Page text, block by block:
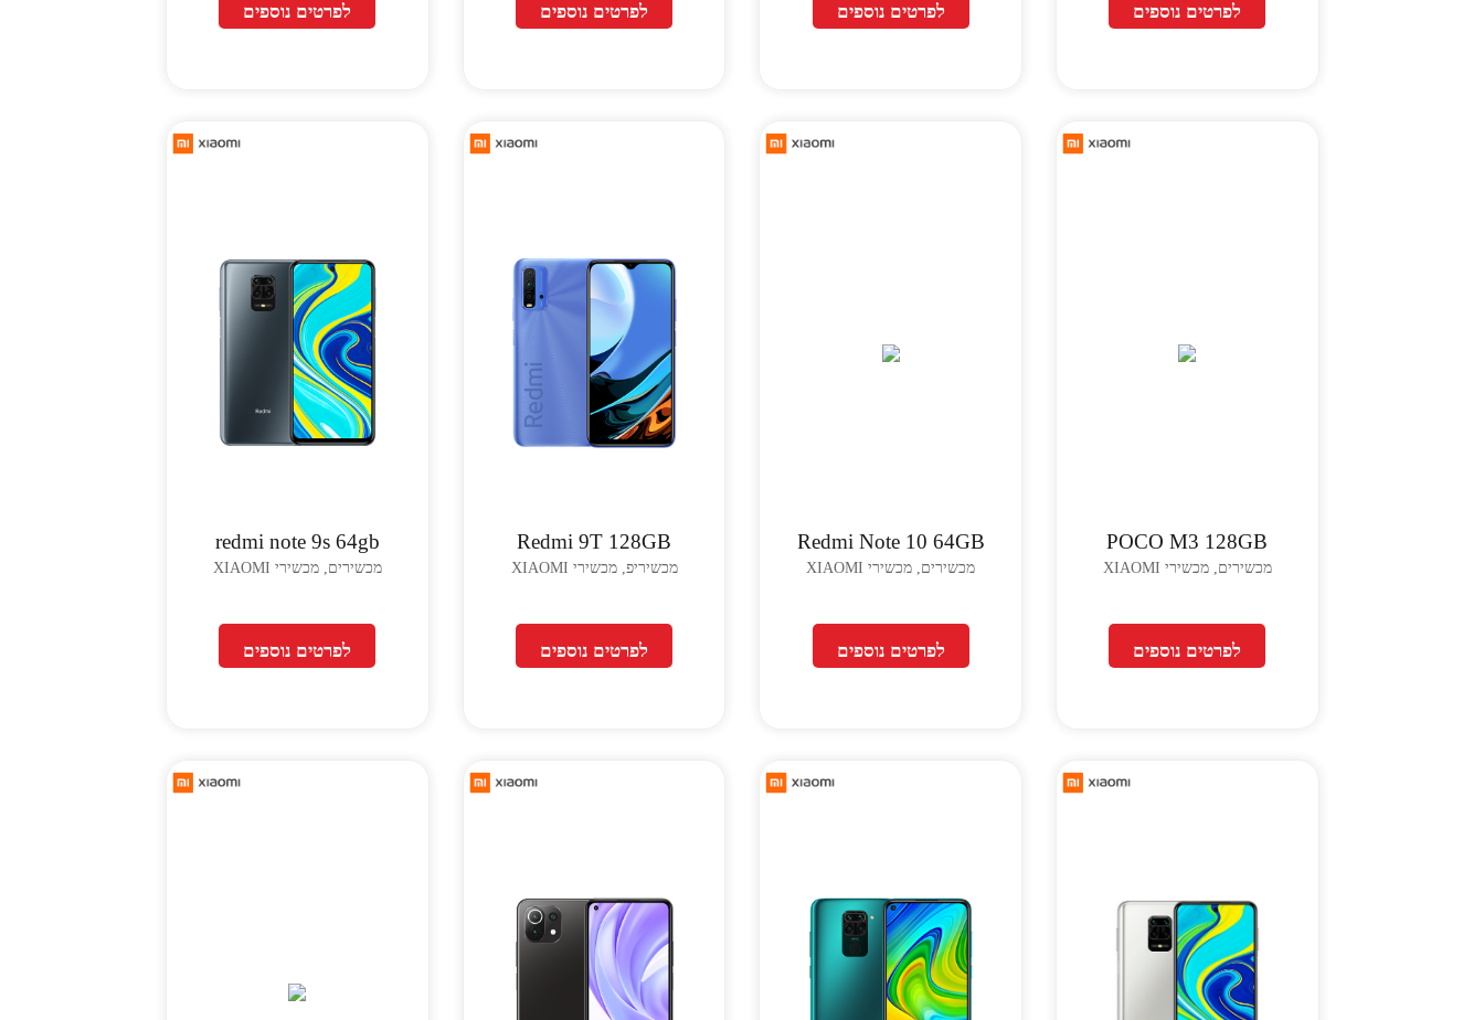
לפרטים נוספים לפרטים נוספים לפרטים נוספים לפרטים נוספים
POCO M3 128GB
מכשירים, מכשירי XIAOMI
לפרטים נוספים
Redmi Note 10 64GB
מכשירים, מכשירי XIAOMI
לפרטים נוספים
Redmi 9T 128GB
מכשיריפ, מכשירי XIAOMI
לפרטים נוספים
redmi note 9s 64gb
מכשירים, מכשירי XIAOMI
לפרטים נוספים